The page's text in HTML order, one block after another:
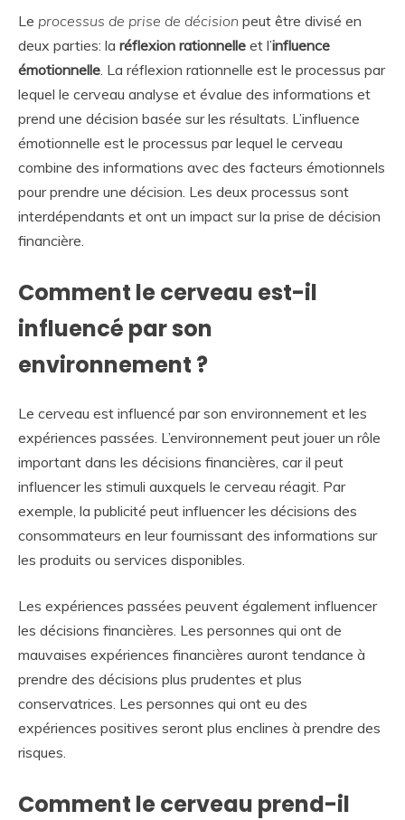
Le processus de prise de décision peut être divisé en
deux parties: la réflexion rationnelle et l’influence
émotionnelle . La réflexion rationnelle est le processus par
lequel le cerveau analyse et évalue des informations et
prend une décision basée sur les résultats. L’influence
émotionnelle est le processus par lequel le cerveau
combine des informations avec des facteurs émotionnels
pour prendre une décision. Les deux processus sont
interdépendants et ont un impact sur la prise de décision
financière.
Comment le cerveau est-il
influencé par son
environnement ?
Le cerveau est influencé par son environnement et les
expériences passées. L’environnement peut jouer un rôle
important dans les décisions financières, car il peut
influencer les stimuli auxquels le cerveau réagit. Par
exemple, la publicité peut influencer les décisions des
consommateurs en leur fournissant des informations sur
les produits ou services disponibles.
Les expériences passées peuvent également influencer
les décisions financières. Les personnes qui ont de
mauvaises expériences financières auront tendance à
prendre des décisions plus prudentes et plus
conservatrices. Les personnes qui ont eu des
expériences positives seront plus enclines à prendre des
risques.
Comment le cerveau prend-il